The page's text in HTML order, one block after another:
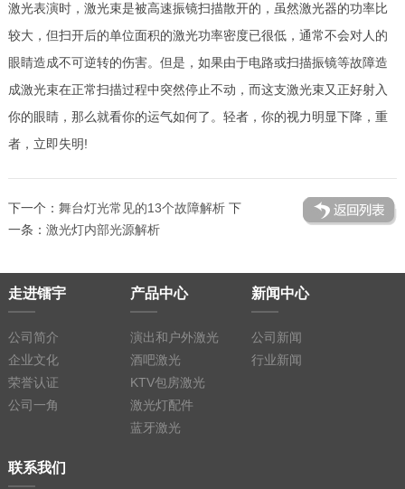
激光表演时，激光束是被高速振镜扫描散开的，虽然激光器的功率比
较大，但扫开后的单位面积的激光功率密度已很低，通常不会对人的
眼睛造成不可逆转的伤害。但是，如果由于电路或扫描振镜等故障造
成激光束在正常扫描过程中突然停止不动，而这支激光束又正好射入
你的眼睛，那么就看你的运气如何了。轻者，你的视力明显下降，重
者，立即失明!
下一个： 舞台灯光常见的13个故障解析 下
一条： 激光灯内部光源解析
走进镭宇
公司简介
企业文化
荣誉认证
公司一角
产品中心
演出和户外激光
酒吧激光
KTV包房激光
激光灯配件
蓝牙激光
新闻中心
公司新闻
行业新闻
联系我们